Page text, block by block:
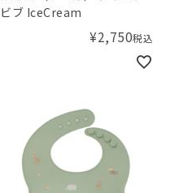
ビブ IceCream
¥2,750税込